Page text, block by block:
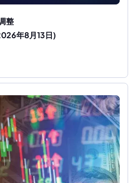
整
年8月13日)